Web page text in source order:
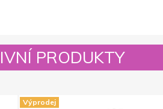
PRODUKTY
Výprodej